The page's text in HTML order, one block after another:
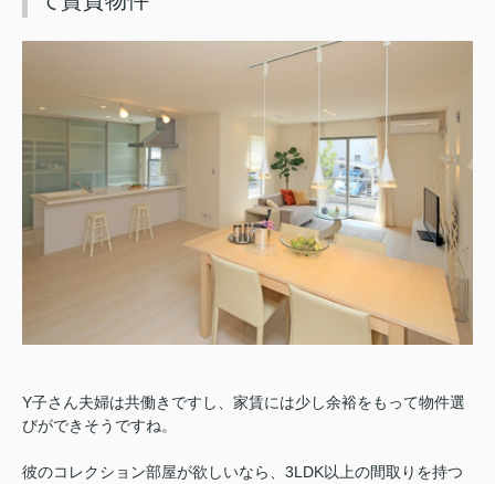
Y子さん夫婦は共働きですし、家賃には少し余裕をもって物件選
びができそうですね。
彼のコレクション部屋が欲しいなら、3LDK以上の間取りを持つ